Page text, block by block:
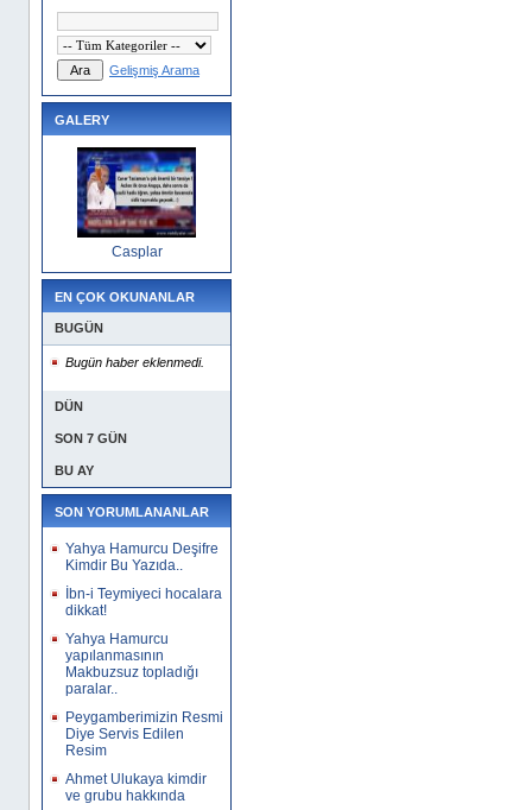
Gelişmiş Arama
GALERY
Casplar
EN ÇOK OKUNANLAR
BUGÜN
Bugün haber eklenmedi.
DÜN
SON 7 GÜN
BU AY
SON YORUMLANANLAR
Yahya Hamurcu Deşifre
Kimdir Bu Yazıda..
İbn-i Teymiyeci hocalara
dikkat!
Yahya Hamurcu
yapılanmasının
Makbuzsuz topladığı
paralar..
Peygamberimizin Resmi
Diye Servis Edilen
Resim
Ahmet Ulukaya kimdir
ve grubu hakkında